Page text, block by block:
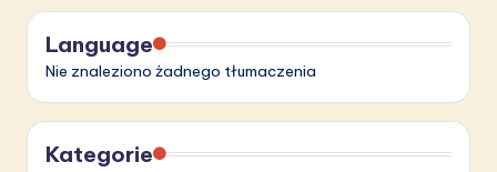
f
t
a
r
Language
Nie znaleziono żadnego tłumaczenia
Kategorie